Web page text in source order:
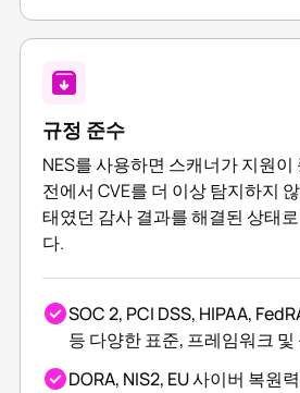
규정 준수
NES를 사용하면 스캐너가 지원이
전에서 CVE를 더 이상 탐지하지
태였던 감사 결과를 해결된 상태
다.
SOC 2, PCI DSS, HIPAA,
등 다양한 표준, 프레임워크
DORA, NIS2, EU 사이버 복원